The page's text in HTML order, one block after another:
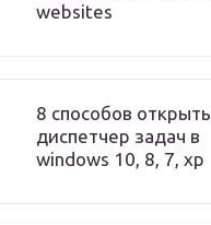
websites
8 способов открыть
диспетчер задач в
windows 10, 8, 7, xp